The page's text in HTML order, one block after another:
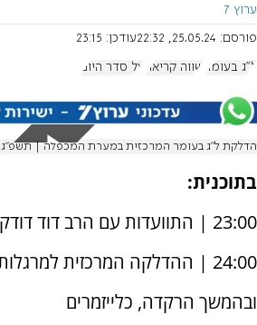
ערוץ 7
פורסם: 25.05.24, 22:32 עודכן: 23:15
ל"ג בעומר שווה קריאה על סדר היום
הדלקת ל"ג בעומר המרכזית במערת המכפלה | תשפ"ג
בתוכנית:
23:00 | התוועדות עם הרב דוד דודקביץ' ורבנים נוספים
24:00 | ההדלקה המרכזית למרגלות קברי אבות
ובהמשך הרקדה, כלייזמרים